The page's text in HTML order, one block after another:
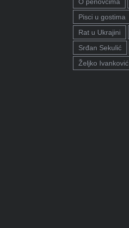
Pisci u gostima
Rat u Ukrajini
Srđan Sekulić
Željko Ivanković